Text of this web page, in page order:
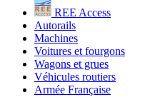
REE Access
Autorails
Machines
Voitures et fourgons
Wagons et grues
Véhicules routiers
Armée Française